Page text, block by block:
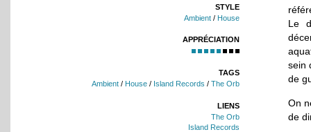
STYLE
Ambient / House
APPRÉCIATION
TAGS
Ambient / House / Island Records / The Orb
LIENS
The Orb
Island Records
Le
sein
de
On
de